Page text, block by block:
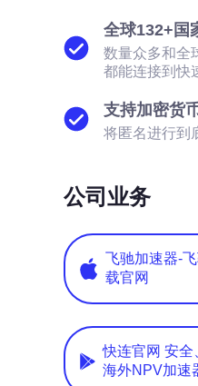
全球132+国
数量众多和全
都能连接到快
支持加密货
将匿名进行到
公司业务
飞驰加速器-
载官网
快连官网 安
海外NPV加速